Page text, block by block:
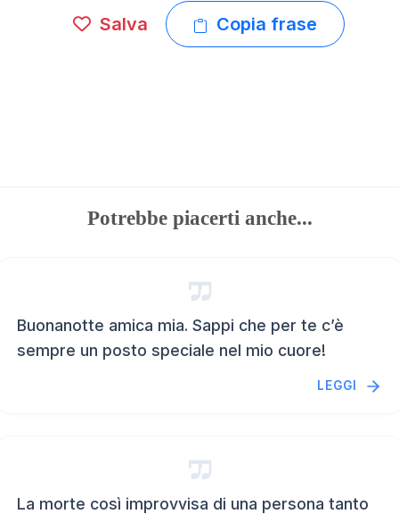
Salva Copia frase
Potrebbe piacerti anche...
Buonanotte amica mia. Sappi che per te c’è
sempre un posto speciale nel mio cuore!
LEGGI
La morte così improvvisa di una persona tanto